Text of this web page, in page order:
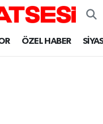
ÖZEL HABER